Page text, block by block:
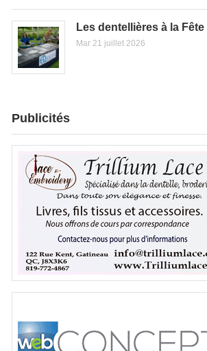
Les dentellières à la
Mar 21 juillet 2026
Publicités